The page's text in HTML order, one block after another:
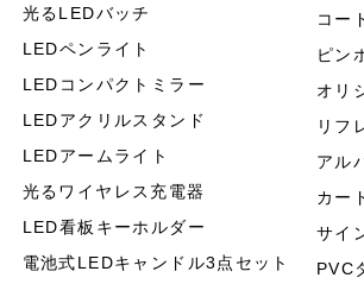
光るLEDバッチ
LEDペンライト
LEDコンパクトミラー
LEDアクリルスタンド
LEDアームライト
光るワイヤレス充電器
LED看板キーホルダー
電池式LEDキャンドル3点セット
コー
ピン
オリ
リフ
アル
カー
サイ
PVC